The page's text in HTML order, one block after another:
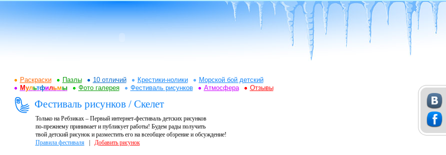
Раскраски Пазлы 10 отличий Крестики-нолики
Морской бой детский
Мультфильмы Фото галерея Фестиваль рисунков Атмосфера Отзывы
Фестиваль рисунков / Скелет
Только на Ребзиках – Первый интернет-фестиваль детских рисунков
по-прежнему принимает и публикует работы! Будем рады получить
твой детский рисунок и разместить его на всеобщее обзрение и обсуждение!
Правила фестиваля| Добавить рисунок